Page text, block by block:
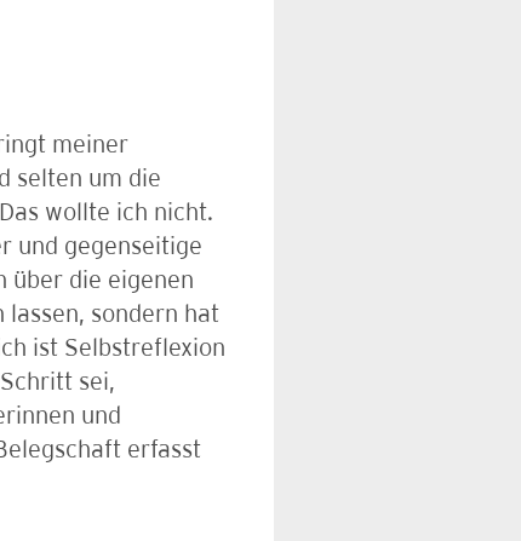
meiner
selten um die
wollte ich nicht.
und gegenseitige
über die eigenen
lassen, sondern hat
ist Selbstreflexion
sei,
und
erfasst